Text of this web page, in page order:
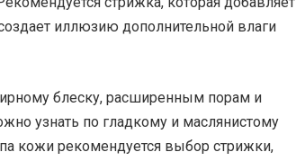
иллюзию дополнительной влаги
блеску, расширенным порам и
узнать по гладкому и маслянистому
кожи рекомендуется выбор стрижки,